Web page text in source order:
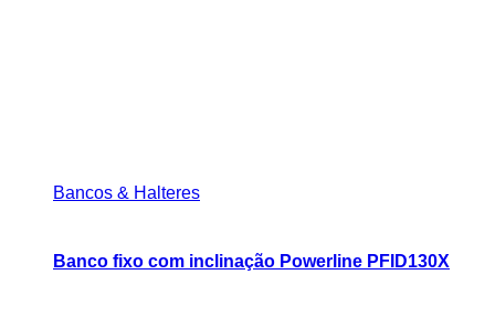
Bancos & Halteres
Banco fixo com inclinação Powerline PFID130X